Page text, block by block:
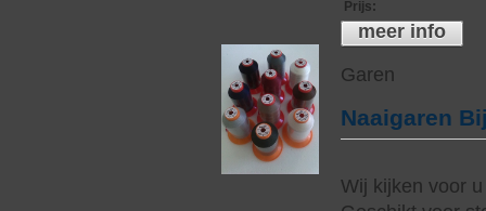
Prijs:
meer info
Garen
Naaigaren
Wij kijken voor